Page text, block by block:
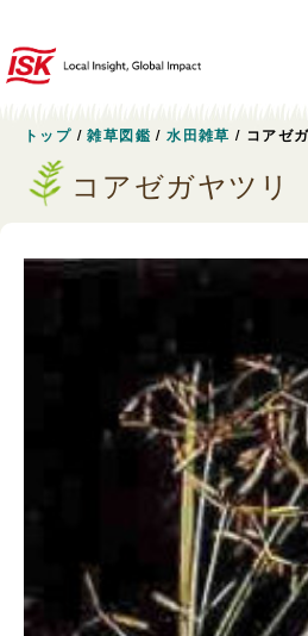
トップ /雑草図鑑 /水田雑草 / コアゼ
コアゼガヤツリ